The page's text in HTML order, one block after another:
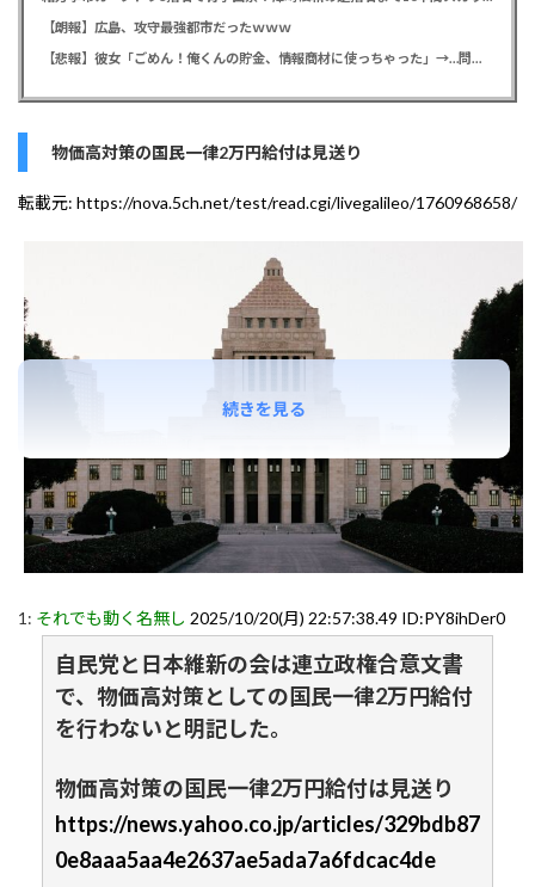
【朗報】広島、攻守最強都市だったｗｗｗ
【悲報】彼女「ごめん！俺くんの貯金、情報商材に使っちゃった」→…問い詰めたらギャン泣きされたんだが俺が悪いのか？
物価高対策の国民一律2万円給付は見送り
転載元: https://nova.5ch.net/test/read.cgi/livegalileo/1760968658/
1: それでも動く名無し 2025/10/20(月) 22:57:38.49 ID:PY8ihDer0
自民党と日本維新の会は連立政権合意文書
で、物価高対策としての国民一律2万円給付
を行わないと明記した。
物価高対策の国民一律2万円給付は見送り
https://news.yahoo.co.jp/articles/329bdb87
0e8aaa5aa4e2637ae5ada7a6fdcac4de
続きを見る